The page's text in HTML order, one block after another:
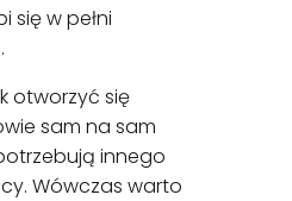
się w pełni
otworzyć się
sam na sam
innego
Wówczas warto